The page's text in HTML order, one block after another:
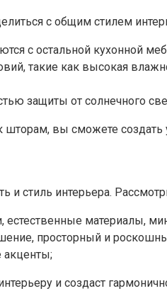
с общим стилем
с остальной кухонной
такие как высокая
защиты от солнечного
вы сможете
стиль интерьера.​
естественные материалы,
просторный и
акценты;
и создаст